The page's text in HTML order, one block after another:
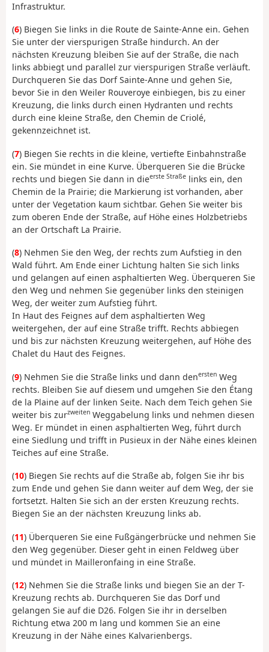
Infrastruktur.
(6) Biegen Sie links in die Route de Sainte-Anne ein. Gehen
Sie unter der vierspurigen Straße hindurch. An der
nächsten Kreuzung bleiben Sie auf der Straße, die nach
links abbiegt und parallel zur vierspurigen Straße verläuft.
Durchqueren Sie das Dorf Sainte-Anne und gehen Sie,
bevor Sie in den Weiler Rouveroye einbiegen, bis zu einer
Kreuzung, die links durch einen Hydranten und rechts
durch eine kleine Straße, den Chemin de Criolé,
gekennzeichnet ist.
(7) Biegen Sie rechts in die kleine, vertiefte Einbahnstraße
ein. Sie mündet in eine Kurve. Überqueren Sie die Brücke
rechts und biegen Sie dann in dieerste Straße links ein, den
Chemin de la Prairie; die Markierung ist vorhanden, aber
unter der Vegetation kaum sichtbar. Gehen Sie weiter bis
zum oberen Ende der Straße, auf Höhe eines Holzbetriebs
an der Ortschaft La Prairie.
(8) Nehmen Sie den Weg, der rechts zum Aufstieg in den
Wald führt. Am Ende einer Lichtung halten Sie sich links
und gelangen auf einen asphaltierten Weg. Überqueren Sie
den Weg und nehmen Sie gegenüber links den steinigen
Weg, der weiter zum Aufstieg führt.
In Haut des Feignes auf dem asphaltierten Weg
weitergehen, der auf eine Straße trifft. Rechts abbiegen
und bis zur nächsten Kreuzung weitergehen, auf Höhe des
Chalet du Haut des Feignes.
(9) Nehmen Sie die Straße links und dann denersten Weg
rechts. Bleiben Sie auf diesem und umgehen Sie den Étang
de la Plaine auf der linken Seite. Nach dem Teich gehen Sie
weiter bis zurzweiten Weggabelung links und nehmen diesen
Weg. Er mündet in einen asphaltierten Weg, führt durch
eine Siedlung und trifft in Pusieux in der Nähe eines kleinen
Teiches auf eine Straße.
(10) Biegen Sie rechts auf die Straße ab, folgen Sie ihr bis
zum Ende und gehen Sie dann weiter auf dem Weg, der sie
fortsetzt. Halten Sie sich an der ersten Kreuzung rechts.
Biegen Sie an der nächsten Kreuzung links ab.
(11) Überqueren Sie eine Fußgängerbrücke und nehmen Sie
den Weg gegenüber. Dieser geht in einen Feldweg über
und mündet in Mailleronfaing in eine Straße.
(12) Nehmen Sie die Straße links und biegen Sie an der T-
Kreuzung rechts ab. Durchqueren Sie das Dorf und
gelangen Sie auf die D26. Folgen Sie ihr in derselben
Richtung etwa 200 m lang und kommen Sie an eine
Kreuzung in der Nähe eines Kalvarienbergs.